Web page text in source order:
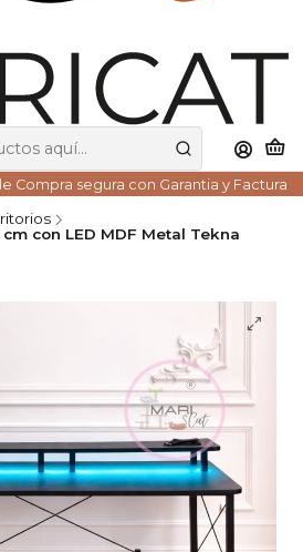
Compra segura con Garantia y Factura
con LED MDF Metal Tekna